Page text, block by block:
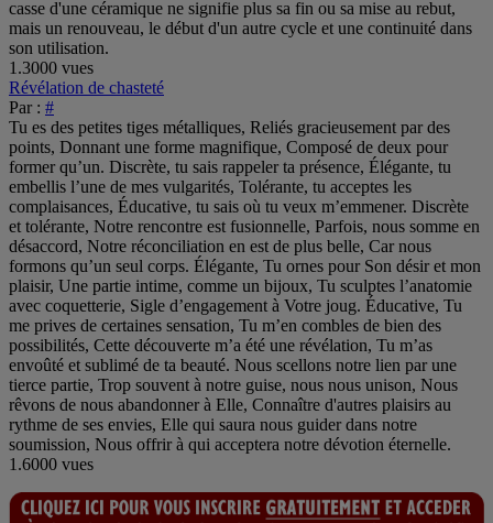
casse d'une céramique ne signifie plus sa fin ou sa mise au rebut,
mais un renouveau, le début d'un autre cycle et une continuité dans
son utilisation.
1.3000 vues
Révélation de chasteté
Par : #
Tu es des petites tiges métalliques, Reliés gracieusement par des
points, Donnant une forme magnifique, Composé de deux pour
former qu’un. Discrète, tu sais rappeler ta présence, Élégante, tu
embellis l’une de mes vulgarités, Tolérante, tu acceptes les
complaisances, Éducative, tu sais où tu veux m’emmener. Discrète
et tolérante, Notre rencontre est fusionnelle, Parfois, nous somme en
désaccord, Notre réconciliation en est de plus belle, Car nous
formons qu’un seul corps. Élégante, Tu ornes pour Son désir et mon
plaisir, Une partie intime, comme un bijoux, Tu sculptes l’anatomie
avec coquetterie, Sigle d’engagement à Votre joug. Éducative, Tu
me prives de certaines sensation, Tu m’en combles de bien des
possibilités, Cette découverte m’a été une révélation, Tu m’as
envoûté et sublimé de ta beauté. Nous scellons notre lien par une
tierce partie, Trop souvent à notre guise, nous nous unison, Nous
rêvons de nous abandonner à Elle, Connaître d'autres plaisirs au
rythme de ses envies, Elle qui saura nous guider dans notre
soumission, Nous offrir à qui acceptera notre dévotion éternelle.
1.6000 vues